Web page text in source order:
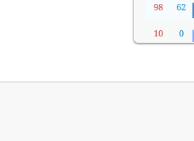
62
98
0
10